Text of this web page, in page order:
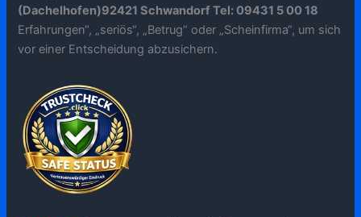
(Dachelhofen)92421 Schwandorf Tel: 09431 5 00 18
Erfahrungen“, „seriös“, „Betrug“ oder „Scheinfirma“, um sich
vor einer Entscheidung abzusichern.